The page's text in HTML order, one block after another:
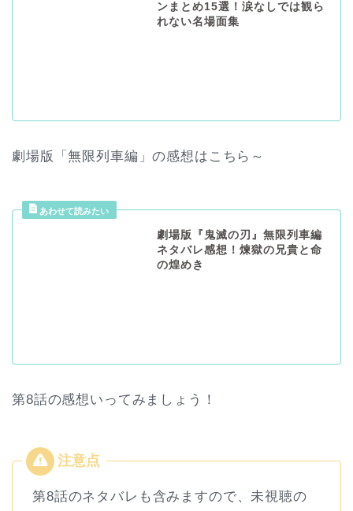
ンまとめ15選！涙なしでは観ら
れない名場面集
劇場版「無限列車編」の感想はこちら～
劇場版『鬼滅の刃』無限列車編
ネタバレ感想！煉獄の兄貴と命
の煌めき
第8話の感想いってみましょう！
第8話のネタバレも含みますので、未視聴の